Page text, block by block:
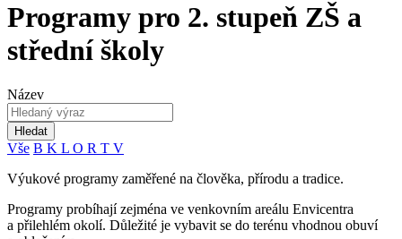
Programy pro 2. stupeň ZŠ a
střední školy
Název
Hledat
Vše B K L O R T V
Výukové programy zaměřené na člověka, přírodu a tradice.
Programy probíhají zejména ve venkovním areálu Envicentra
a přilehlém okolí. Důležité je vybavit se do terénu vhodnou obuví